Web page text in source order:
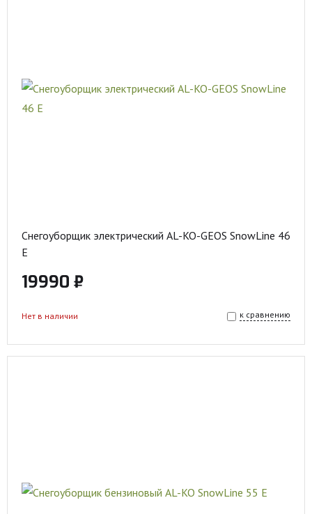
Снегоуборщик электрический AL-KO-GEOS SnowLine 46
E
19990 ₽
к сравнению
Нет в наличии